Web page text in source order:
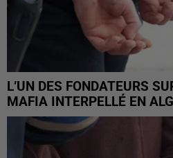
L’UN DES FONDATEURS
MAFIA INTERPELLÉ EN